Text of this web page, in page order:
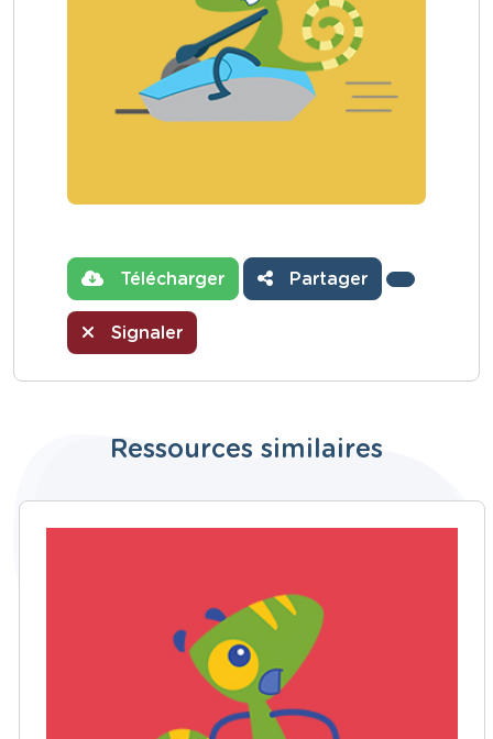
Télécharger Partager
Signaler
Ressources similaires